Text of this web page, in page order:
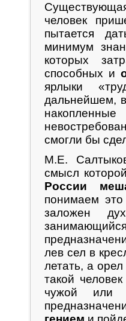
человек
пытается
минимум
которых
способных и
ярлыки
дальнейшем,
смогли бы
М.Е.
смысл
России
понимаем
заложен
лев сел в
летать, а
такой
чужой